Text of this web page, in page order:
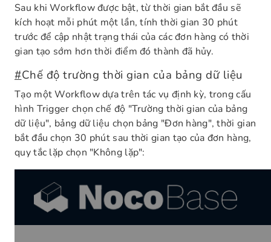
Sau khi Workflow được bật, từ thời gian bắt đầu sẽ
kích hoạt mỗi phút một lần, tính thời gian 30 phút
trước để cập nhật trạng thái của các đơn hàng có thời
gian tạo sớm hơn thời điểm đó thành đã hủy.
#Chế độ trường thời gian của bảng dữ liệu
Tạo một Workflow dựa trên tác vụ định kỳ, trong cấu
hình Trigger chọn chế độ "Trường thời gian của bảng
dữ liệu", bảng dữ liệu chọn bảng "Đơn hàng", thời gian
bắt đầu chọn 30 phút sau thời gian tạo của đơn hàng,
quy tắc lặp chọn "Không lặp":